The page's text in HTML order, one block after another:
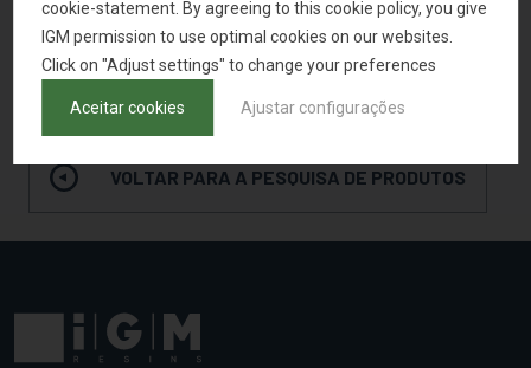
SOLICITAR AMOSTRA
VOLTAR PARA A PESQUISA DE PRODUTOS
cookie-statement. By agreeing to this cookie policy, you give
IGM permission to use optimal cookies on our websites.
Click on "Adjust settings" to change your preferences
Aceitar cookies Ajustar configurações